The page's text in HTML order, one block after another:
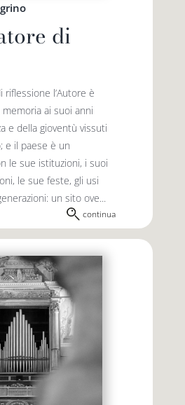
di
l’Autore è
ai suoi anni
e della gioventù vissuti
e il paese è un
le sue istituzioni, i suoi
le sue feste, gli usi
un sito ove...
continua